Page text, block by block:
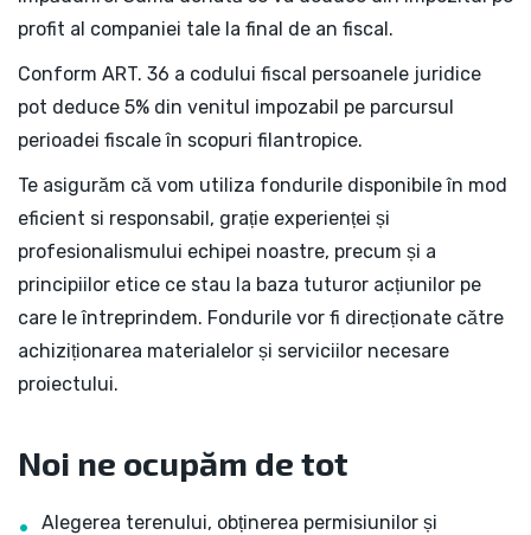
profit al companiei tale la final de an fiscal.
Conform ART. 36 a codului fiscal persoanele juridice
pot deduce 5% din venitul impozabil pe parcursul
perioadei fiscale în scopuri filantropice.
Te asigurăm că vom utiliza fondurile disponibile în mod
eficient si responsabil, grație experienței și
profesionalismului echipei noastre, precum și a
principiilor etice ce stau la baza tuturor acțiunilor pe
care le întreprindem. Fondurile vor fi direcționate către
achiziționarea materialelor și serviciilor necesare
proiectului.
Noi ne ocupăm de tot
Alegerea terenului, obținerea permisiunilor și